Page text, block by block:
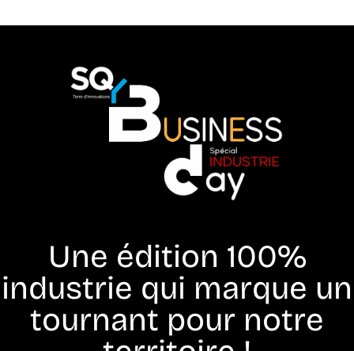
Une édition 100%
industrie qui marque un
tournant pour notre